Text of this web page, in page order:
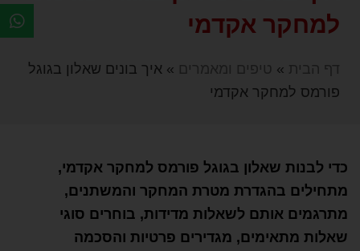
למחקר אקדמי
דף הבית » טיפים ומאמרים » איך בונים שאלון בגוגל
פורמס למחקר אקדמי
כדי לבנות שאלון בגוגל פורמס למחקר אקדמי,
מתחילים בהגדרת מטרת המחקר והמשתנים,
מתרגמים אותם לשאלות מדידות, בוחרים סוגי
שאלות מתאימים, מגדירים פרטיות והסכמה